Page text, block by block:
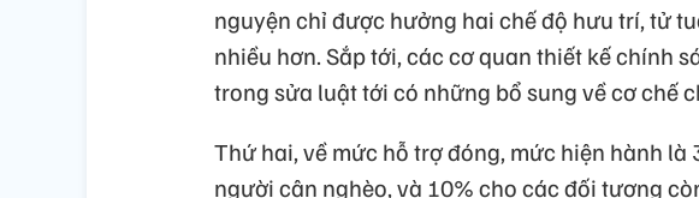
nguyện chỉ được hưởng hai chế độ hưu trí, tử
nhiều hơn. Sắp tới, các cơ quan thiết kế chính
trong sửa luật tới có những bổ sung về cơ chế
Thứ hai, về mức hỗ trợ đóng, mức hiện hành
người cận nghèo, và 10% cho các đối tượng